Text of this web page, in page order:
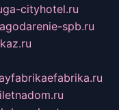
cityhotel.ru
spb.ru